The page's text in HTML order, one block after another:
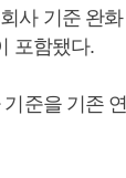
사 기준 완
포함됐다.
준을 기존